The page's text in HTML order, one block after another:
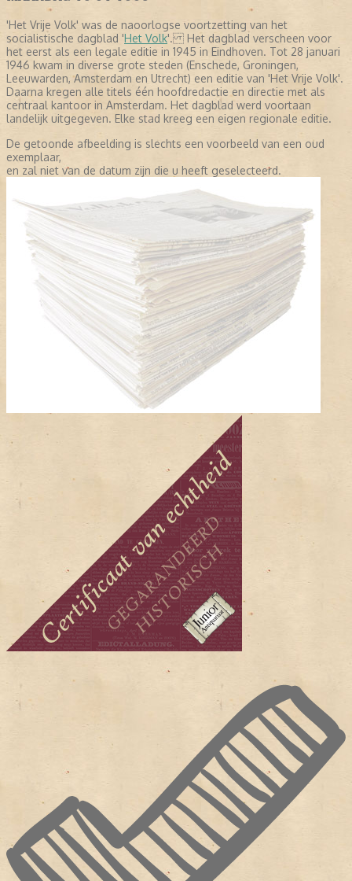
'Het Vrije Volk' was de naoorlogse voortzetting van het
socialistische dagblad 'Het Volk'. Het dagblad verscheen voor
het eerst als een legale editie in 1945 in Eindhoven. Tot 28 januari
1946 kwam in diverse grote steden (Enschede, Groningen,
Leeuwarden, Amsterdam en Utrecht) een editie van 'Het Vrije Volk'.
Daarna kregen alle titels één hoofdredactie en directie met als
centraal kantoor in Amsterdam. Het dagblad werd voortaan
landelijk uitgegeven. Elke stad kreeg een eigen regionale editie.
De getoonde afbeelding is slechts een voorbeeld van een oud
exemplaar,
en zal niet van de datum zijn die u heeft geselecteerd.